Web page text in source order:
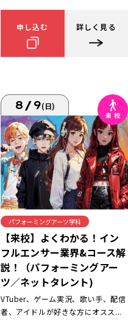
申し込む 詳しく見る
8/9(日)
パフォーミングアーツ学科
【来校】よくわかる！イン
フルエンサー業界&コース解
説！（パフォーミングアー
ツ／ネットタレント)
VTuber、ゲーム実況、歌い手、配信
者、アイドルが好きな方にオスス...